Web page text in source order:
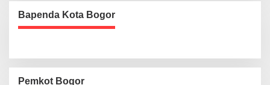
Bapenda Kota Bogor
Pemkot Bogor